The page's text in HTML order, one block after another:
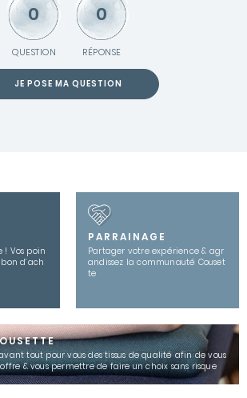
0
QUESTION
0
RÉPONSE
JE POSE MA QUESTION
! Vos poin
d’ach
PARRAINAGE
Partager votre expérience & agr
andissez la communauté Couset
te
tout pour vous des tissus de qualité afin de vous
& vous permettre de faire un choix sans risque